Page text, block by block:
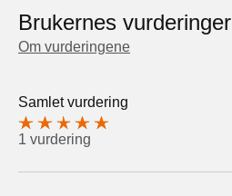
Brukernes vurderinger
Om vurderingene
Samlet vurdering
1 vurdering